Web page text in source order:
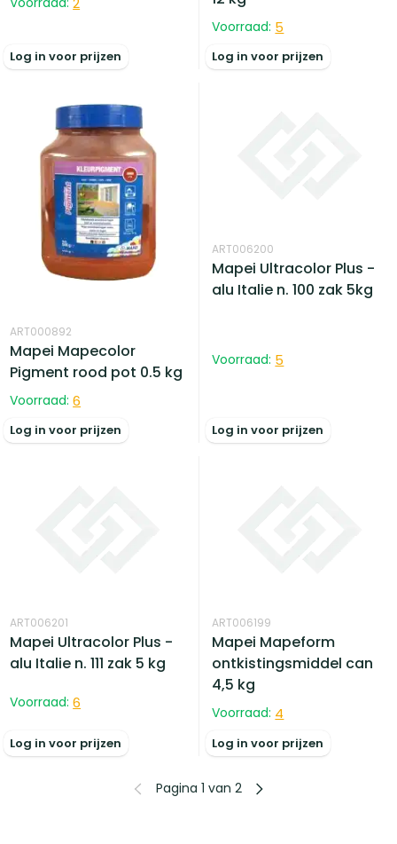
Log in voor prijzen
Voorraad: 5
Log in voor prijzen
ART000892
Mapei Mapecolor
Pigment rood pot 0.5 kg
Voorraad: 6
Log in voor prijzen
ART006200
Mapei Ultracolor Plus -
alu Italie n. 100 zak 5kg
Voorraad: 5
Log in voor prijzen
ART006201
Mapei Ultracolor Plus -
alu Italie n. 111 zak 5 kg
Voorraad: 6
Log in voor prijzen
ART006199
Mapei Mapeform
ontkistingsmiddel can
4,5 kg
Voorraad: 4
Log in voor prijzen
Pagina 1 van 2